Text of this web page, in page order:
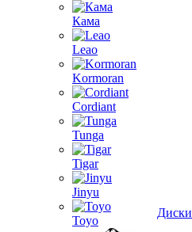
Кама
Leao
Kormoran
Cordiant
Tunga
Tigar
Jinyu
Toyo
Диски